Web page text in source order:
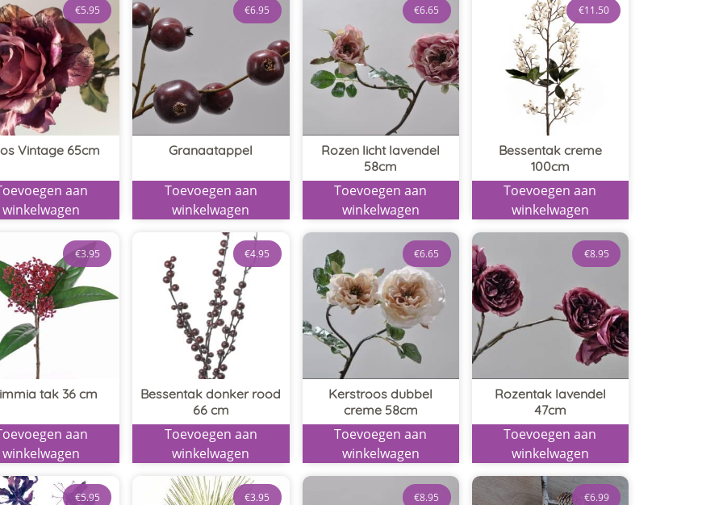
Vintage 65cm
€5.95
aan
winkelwagen
Granaatappel
€6.95
Toevoegen aan
winkelwagen
Rozen licht lavendel
58cm
€6.65
Toevoegen aan
winkelwagen
Bessentak creme
100cm
€11.50
Toevoegen aan
winkelwagen
tak 36 cm
€3.95
aan
winkelwagen
Bessentak donker rood
66 cm
€4.95
Toevoegen aan
winkelwagen
Kerstroos dubbel
creme 58cm
€6.65
Toevoegen aan
winkelwagen
Rozentak lavendel
47cm
€8.95
Toevoegen aan
winkelwagen
€5.95 €3.95 €8.95 €6.99